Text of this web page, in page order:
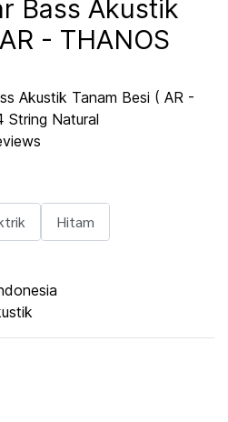
Bass Akustik
- THANOS
Akustik Tanam Besi ( AR -
String Natural
Hitam